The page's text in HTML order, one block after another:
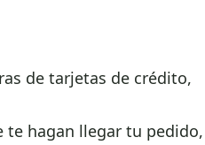
de tarjetas de crédito,
te hagan llegar tu pedido,